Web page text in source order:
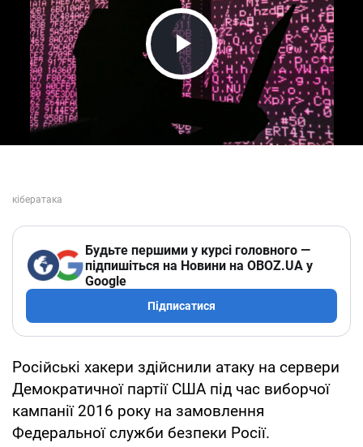
Play Video
Будьте першими у курсі головного —
підпишіться на Новини на OBOZ.UA у
Google
Підписатися
Російські хакери здійснили атаку на сервери
Демократичної партії США під час виборчої
кампанії 2016 року на замовлення
Федеральної служби безпеки Росії.